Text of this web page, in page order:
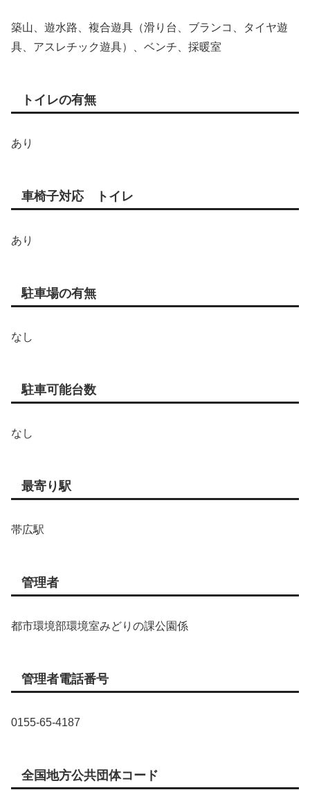
築山、遊水路、複合遊具（滑り台、ブランコ、タイヤ遊
具、アスレチック遊具）、ベンチ、採暖室
トイレの有無
あり
車椅子対応 トイレ
あり
駐車場の有無
なし
駐車可能台数
なし
最寄り駅
帯広駅
管理者
都市環境部環境室みどりの課公園係
管理者電話番号
0155-65-4187
全国地方公共団体コード